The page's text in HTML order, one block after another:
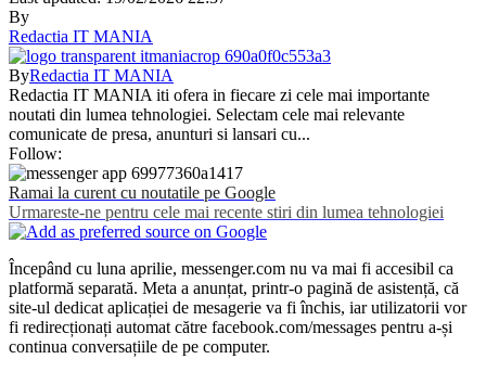
By
Redactia IT MANIA
ByRedactia IT MANIA
Redactia IT MANIA iti ofera in fiecare zi cele mai importante
noutati din lumea tehnologiei. Selectam cele mai relevante
comunicate de presa, anunturi si lansari cu...
Follow:
Ramai la curent cu noutatile pe Google
Urmareste-ne pentru cele mai recente stiri din lumea tehnologiei
Începând cu luna aprilie, messenger.com nu va mai fi accesibil ca
platformă separată. Meta a anunțat, printr-o pagină de asistență, că
site-ul dedicat aplicației de mesagerie va fi închis, iar utilizatorii vor
fi redirecționați automat către facebook.com/messages pentru a-și
continua conversațiile de pe computer.